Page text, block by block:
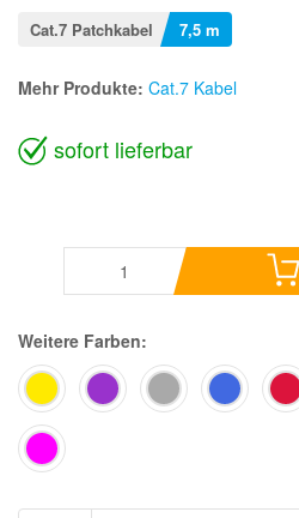
Cat.7 Patchkabel 7,5 m
Mehr Produkte: Cat.7 Kabel
sofort lieferbar
Weitere Farben: